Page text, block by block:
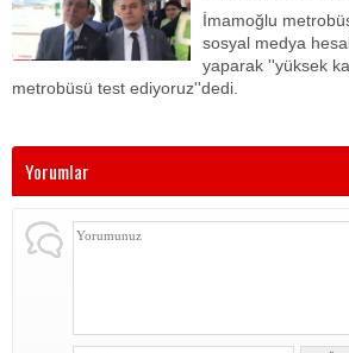
İmamoğlu
sosyal medya
yaparak ''yüksek
metrobüsü test ediyoruz''dedi.
Yorumlar